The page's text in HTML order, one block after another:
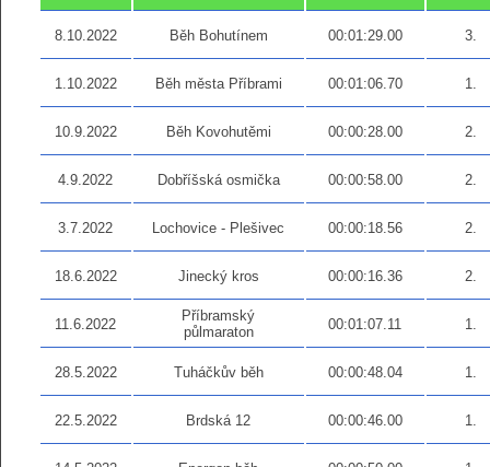
8.10.2022 Běh Bohutínem 00:01:29.00 3.
1.10.2022 Běh města Příbrami 00:01:06.70 1.
10.9.2022 Běh Kovohutěmi 00:00:28.00 2.
4.9.2022 Dobříšská osmička 00:00:58.00 2.
3.7.2022 Lochovice - Plešivec 00:00:18.56 2.
18.6.2022 Jinecký kros 00:00:16.36 2.
11.6.2022
Příbramský
půlmaraton
00:01:07.11 1.
28.5.2022 Tuháčkův běh 00:00:48.04 1.
22.5.2022 Brdská 12 00:00:46.00 1.